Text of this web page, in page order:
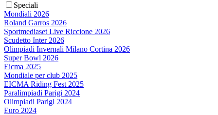
Speciali
Mondiali 2026
Roland Garros 2026
Sportmediaset Live Riccione 2026
Scudetto Inter 2026
Olimpiadi Invernali Milano Cortina 2026
Super Bowl 2026
Eicma 2025
Mondiale per club 2025
EICMA Riding Fest 2025
Paralimpiadi Parigi 2024
Olimpiadi Parigi 2024
Euro 2024